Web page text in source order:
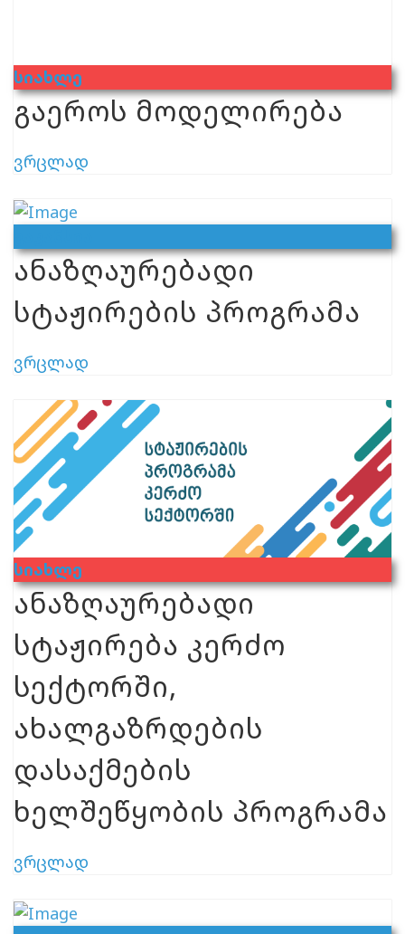
Სიახლე
გაეროს მოდელირება
ვრცლად
ანაზღაურებადი
სტაჟირების პროგრამა
ვრცლად
Სიახლე
ანაზღაურებადი
სტაჟირება კერძო
სექტორში,
ახალგაზრდების
დასაქმების
ხელშეწყობის პროგრამა
ვრცლად